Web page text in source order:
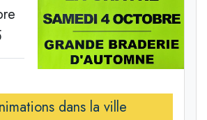
dans la ville